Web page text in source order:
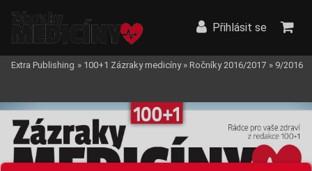
Přihlásit se
Extra Publishing » 100+1 Zázraky medicíny » Ročníky 2016/2017 » 9/2016